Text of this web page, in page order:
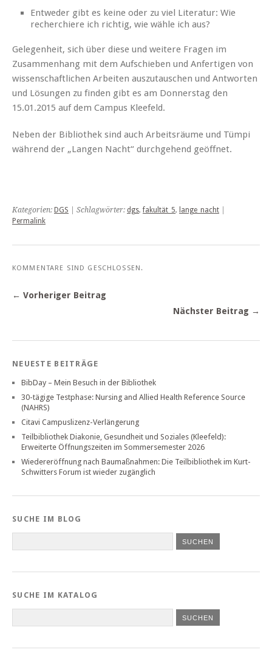
Entweder gibt es keine oder zu viel Literatur: Wie
recherchiere ich richtig, wie wähle ich aus?
Gelegenheit, sich über diese und weitere Fragen im
Zusammenhang mit dem Aufschieben und Anfertigen von
wissenschaftlichen Arbeiten auszutauschen und Antworten
und Lösungen zu finden gibt es am Donnerstag den
15.01.2015 auf dem Campus Kleefeld.
Neben der Bibliothek sind auch Arbeitsräume und Tümpi
während der „Langen Nacht“ durchgehend geöffnet.
Kategorien: DGS | Schlagwörter: dgs,fakultät_5, lange_nacht
Permalink
KOMMENTARE SIND GESCHLOSSEN.
← Vorheriger Beitrag
Nächster Beitrag →
NEUESTE BEITRÄGE
BibDay – Mein Besuch in der Bibliothek
30-tägige Testphase: Nursing and Allied Health Reference Source
(NAHRS)
Citavi Campuslizenz-Verlängerung
Teilbibliothek Diakonie, Gesundheit und Soziales (Kleefeld):
Erweiterte Öffnungszeiten im Sommersemester 2026
Wiedereröffnung nach Baumaßnahmen: Die Teilbibliothek im Kurt-
Schwitters Forum ist wieder zugänglich
SUCHE IM BLOG
SUCHE IM KATALOG
SUCHEN